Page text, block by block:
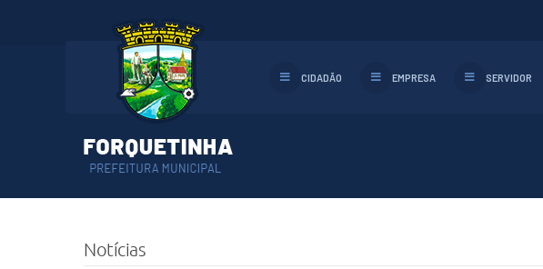
CIDADÃO EMPRESA SERVIDOR
Notícias